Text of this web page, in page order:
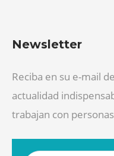
Newsletter
Reciba en su e-mail
actualidad
trabajan con